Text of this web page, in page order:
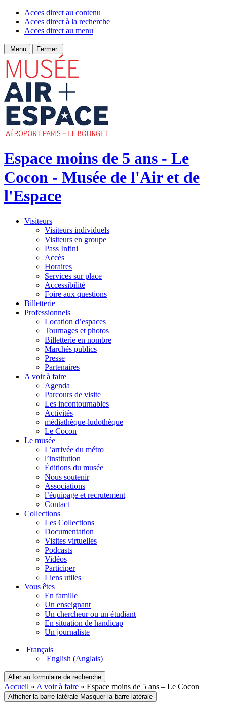
Acces direct au contenu
Acces direct à la recherche
Acces direct au menu
Menu Fermer
Espace moins de 5 ans - Le
Cocon - Musée de l'Air et de
l'Espace
Visiteurs
Visiteurs individuels
Visiteurs en groupe
Pass Infini
Accès
Horaires
Services sur place
Accessibilité
Foire aux questions
Billetterie
Professionnels
Location d’espaces
Tournages et photos
Billetterie en nombre
Marchés publics
Presse
Partenaires
A voir à faire
Agenda
Parcours de visite
Les incontournables
Activités
médiathèque-ludothèque
Le Cocon
Le musée
L’arrivée du métro
l’institution
Éditions du musée
Nous soutenir
Associations
l’équipage et recrutement
Contact
Collections
Les Collections
Documentation
Visites virtuelles
Podcasts
Vidéos
Participer
Liens utiles
Vous êtes
En famille
Un enseignant
Un chercheur ou un étudiant
En situation de handicap
Un journaliste
Français
English (Anglais)
Aller au formulaire de recherche
Accueil » A voir à faire » Espace moins de 5 ans – Le Cocon
Afficher la barre latérale Masquer la barre latérale